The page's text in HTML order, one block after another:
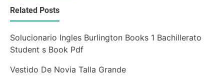
Related Posts
Solucionario Ingles Burlington Books 1 Bachillerato
Student s Book Pdf
Vestido De Novia Talla Grande